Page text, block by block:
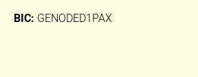
BIC: GENODED1PAX